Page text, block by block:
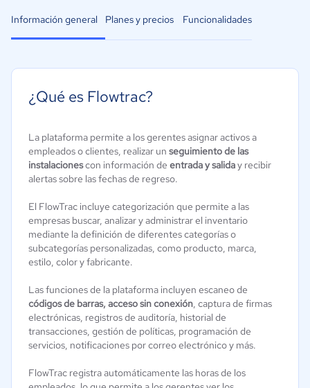
Información general Planes y precios Funcionalidades
¿Qué es Flowtrac?
La plataforma permite a los gerentes asignar activos a
empleados o clientes, realizar un seguimiento de las
instalacionescon información de entrada y saliday recibir
alertas sobre las fechas de regreso.
El FlowTrac incluye categorización que permite a las
empresas buscar, analizar y administrar el inventario
mediante la definición de diferentes categorías o
subcategorías personalizadas, como producto, marca,
estilo, color y fabricante.
Las funciones de la plataforma incluyen escaneo de
códigos de barras, acceso sin conexión, captura de firmas
electrónicas, registros de auditoría, historial de
transacciones, gestión de políticas, programación de
servicios, notificaciones por correo electrónico y más.
FlowTrac registra automáticamente las horas de los